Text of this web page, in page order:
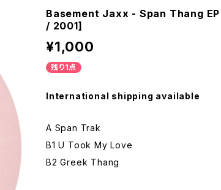
Basement Jaxx - Span Thang
/ 2001]
¥1,000
残り1点
International shipping available
A Span Trak
B1 U Took My Love
B2 Greek Thang